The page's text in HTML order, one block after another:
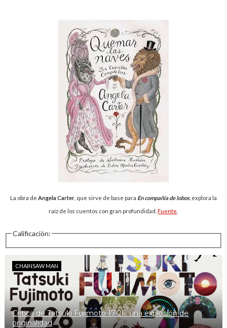
La obra de Angela Carter, que sirve de base para En compañía de lobos, explora la
raíz de los cuentos con gran profundidad.Fuente
Calificación:
CHAINSAW MAN
Crítica de Tatsuki Fujimoto 17-26: una explosión de
originalidad